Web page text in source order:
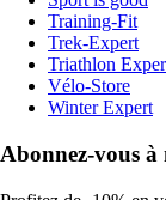
Training-Fit
Trek-Expert
Triathlon
Vélo-Store
Winter Expert
Abonnez-vous à